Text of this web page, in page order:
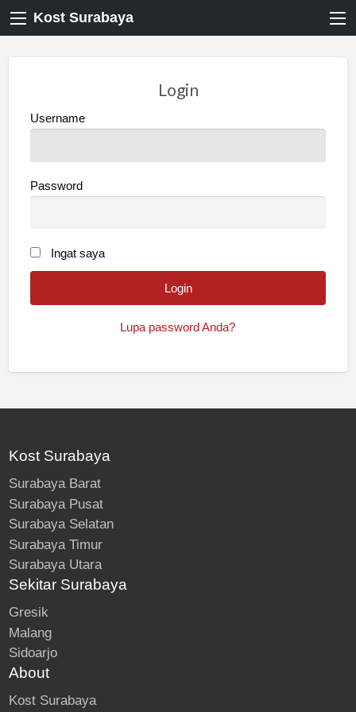
Kost Surabaya
Login
Username
Password
Ingat saya
Lupa password Anda?
Kost Surabaya
Surabaya Barat
Surabaya Pusat
Surabaya Selatan
Surabaya Timur
Surabaya Utara
Sekitar Surabaya
Gresik
Malang
Sidoarjo
About
Kost Surabaya